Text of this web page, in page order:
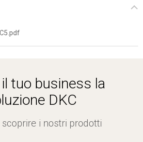
tuo business la
DKC
i nostri prodotti